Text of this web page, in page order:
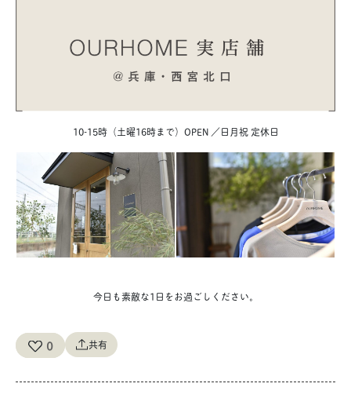
10-15時（土曜16時まで）OPEN ／日月祝 定休日
今日も素敵な1日をお過ごしください。
0 共有